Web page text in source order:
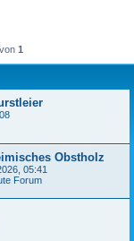
von 1
Obstholz
05:41
Forum